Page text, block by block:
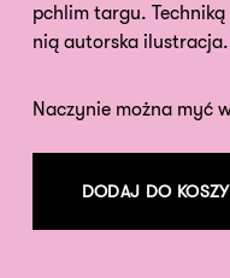
pchlim targu. Techniką
nią autorska ilustracja.
Naczynie można myć
DODAJ DO